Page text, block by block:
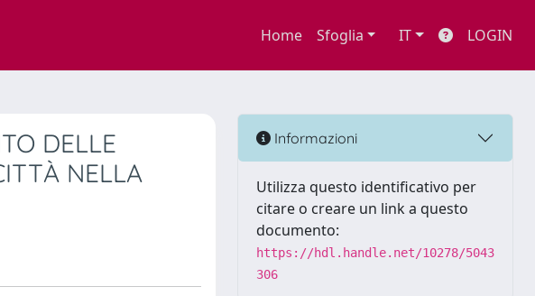
Home Sfoglia IT LOGIN
DELLE
NELLA
Informazioni
Utilizza questo identificativo per
citare o creare un link a questo
documento:
https://hdl.handle.net/10278/5043
306